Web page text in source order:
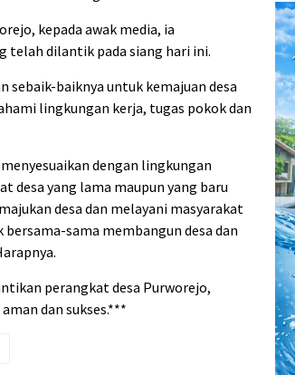
kepada awak media, ia
telah dilantik pada siang hari ini.
sebaik-baiknya untuk kemajuan desa
lingkungan kerja, tugas pokok dan
dengan lingkungan
desa yang lama maupun yang baru
desa dan melayani masyarakat
sama membangun desa dan
perangkat desa Purworejo,
dan sukses.***